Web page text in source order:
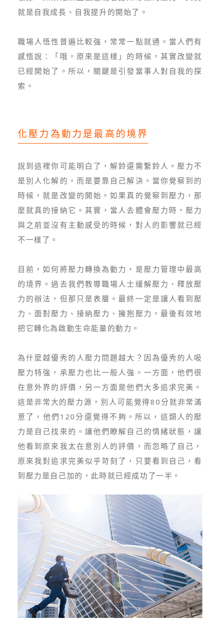
就是自我成長、自我提升的開始了。
職場人悟性普遍比較強，常常一點就通。當人們有
感悟說：「哦，原來是這樣」的時候，其實改變就
已經開始了。所以，關鍵是引發當事人對自我的探
索。
化壓力為動力是最高的境界
說到這裡你可能明白了，解鈴還需繫鈴人。壓力不
是別人化解的，而是要靠自己解決。當你覺察到的
時候，就是改變的開始。如果真的覺察到壓力，那
麼就真的接納它。其實，當人去體會壓力時，壓力
與之前並沒有主動感受的時候，對人的影響就已經
不一樣了。
目前，如何將壓力轉換為動力，是壓力管理中最高
的境界。過去我們教導職場人士緩解壓力、釋放壓
力的辦法，但那只是表層。最終一定是讓人看到壓
力、面對壓力、接納壓力、擁抱壓力，最後有效地
把它轉化為啟動生命能量的動力。
為什麼越優秀的人壓力問題越大？因為優秀的人吸
壓力特強，承壓力也比一般人強。一方面，他們很
在意外界的評價，另一方面是他們大多追求完美。
這是非常大的壓力源，別人可能覺得80分就非常滿
意了，他們120分還覺得不夠。所以，這類人的壓
力是自己找來的。讓他們瞭解自己的情緒狀態，讓
他看到原來我太在意別人的評價，而忽略了自己，
原來我對追求完美似乎苛刻了，只要看到自己，看
到壓力是自己加的，此時就已經成功了一半。